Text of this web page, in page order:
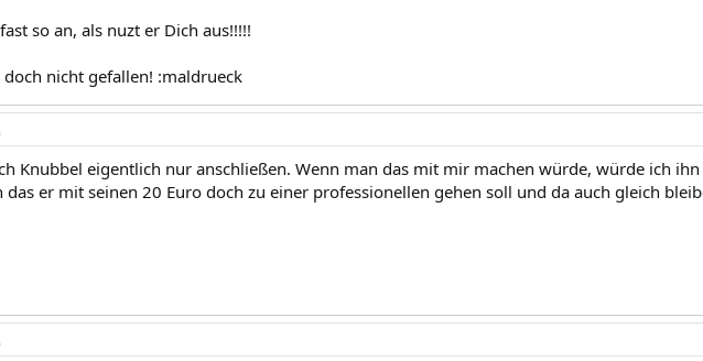
so an, als nuzt er Dich aus!!!!!
doch nicht gefallen! :maldrueck
Knubbel eigentlich nur anschließen. Wenn man das mit mir machen würde, würde ich ihn
das er mit seinen 20 Euro doch zu einer professionellen gehen soll und da auch gleich